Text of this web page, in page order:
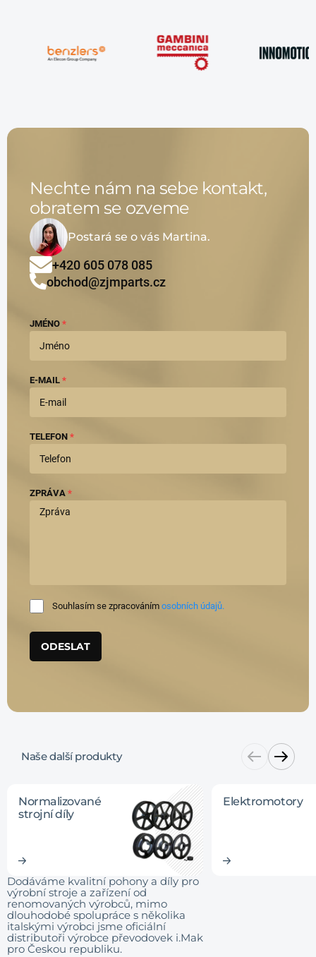
Nechte nám na sebe kontakt,
obratem se ozveme
Postará se o vás Martina.
+420 605 078 085
obchod@zjmparts.cz
JMÉNO
E-MAIL
TELEFON
ZPRÁVA
Souhlasím se zpracováním osobních údajů.
ODESLAT
Naše další produkty
Normalizované
strojní díly
Elektromotory
Dodáváme kvalitní pohony a díly pro
výrobní stroje a zařízení od
renomovaných výrobců, mimo
dlouhodobé spolupráce s několika
italskými výrobci jsme oficiální
distributoři výrobce převodovek i.Mak
pro Českou republiku.